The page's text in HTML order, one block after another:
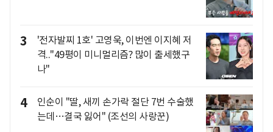
3
'전자발찌 1호' 고영욱, 이번엔 이지혜 저
격.."49평이 미니멀리즘? 많이 출세했구
나"
4
인순이 "딸, 새끼 손가락 절단 7번 수술했
는데…결국 잃어" (조선의 사랑꾼)